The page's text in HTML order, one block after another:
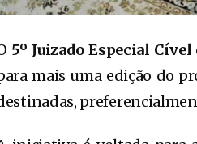
5º Juizado Especial Cível
mais uma edição do